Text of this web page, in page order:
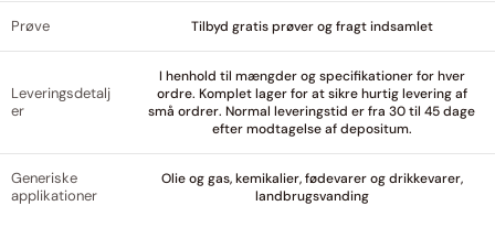
Prøve Tilbyd gratis prøver og fragt indsamlet
Leveringsdetalj
er
I henhold til mængder og specifikationer for hver
ordre. Komplet lager for at sikre hurtig levering af
små ordrer. Normal leveringstid er fra 30 til 45 dage
efter modtagelse af depositum.
Generiske
applikationer
Olie og gas, kemikalier, fødevarer og drikkevarer,
landbrugsvanding